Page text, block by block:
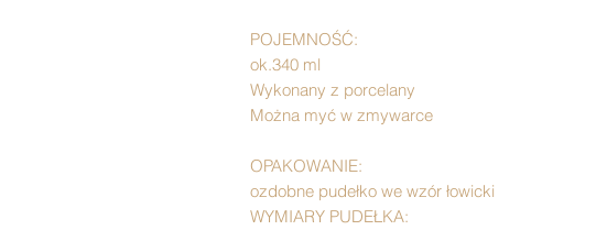
POJEMNOŚĆ:
ok.340 ml
Wykonany z porcelany
Można myć w zmywarce
OPAKOWANIE:
ozdobne pudełko we wzór łowicki
WYMIARY PUDEŁKA: